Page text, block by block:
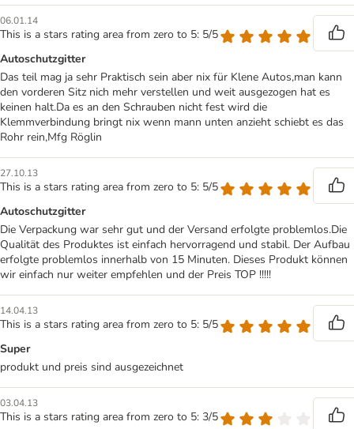
06.01.14
This is a stars rating area from zero to 5: 5/5
Autoschutzgitter
Das teil mag ja sehr Praktisch sein aber nix für Klene Autos,man kann
den vorderen Sitz nich mehr verstellen und weit ausgezogen hat es
keinen halt.Da es an den Schrauben nicht fest wird die
Klemmverbindung bringt nix wenn mann unten anzieht schiebt es das
Rohr rein,Mfg Röglin
27.10.13
This is a stars rating area from zero to 5: 5/5
Autoschutzgitter
Die Verpackung war sehr gut und der Versand erfolgte problemlos.Die
Qualität des Produktes ist einfach hervorragend und stabil. Der Aufbau
erfolgte problemlos innerhalb von 15 Minuten. Dieses Produkt können
wir einfach nur weiter empfehlen und der Preis TOP !!!!!
14.04.13
This is a stars rating area from zero to 5: 5/5
Super
produkt und preis sind ausgezeichnet
03.04.13
This is a stars rating area from zero to 5: 3/5